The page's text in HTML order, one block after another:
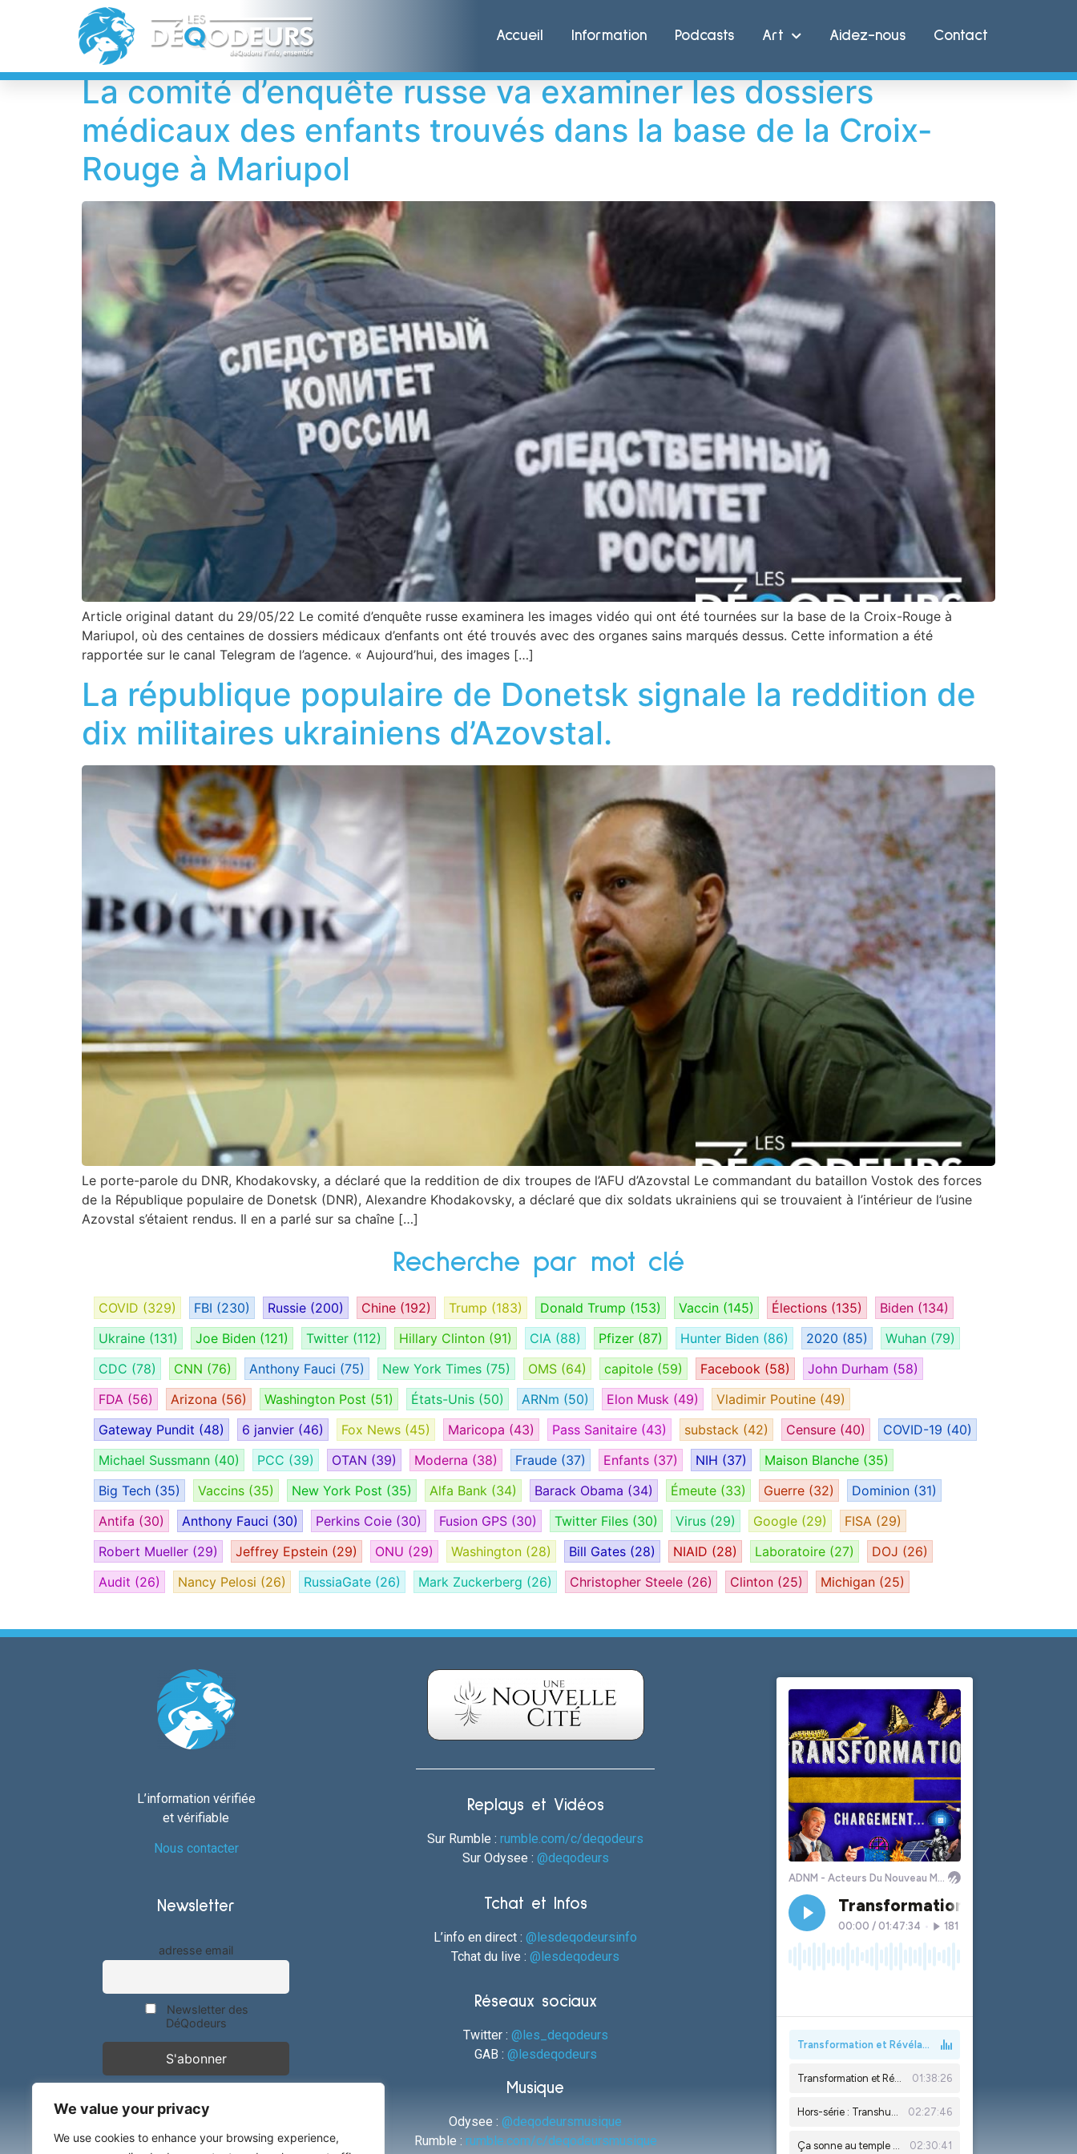
We value your privacy
We use cookies to enhance your browsing experience,
Accueil Information Podcasts Art Aidez-nous Contact
Étiquette :DNR
La comité d’enquête russe va examiner les dossiers
médicaux des enfants trouvés dans la base de la Croix-
Rouge à Mariupol
Article original datant du 29/05/22 Le comité d’enquête russe examinera les images vidéo qui ont été tournées sur la base de la Croix-Rouge à
Mariupol, où des centaines de dossiers médicaux d’enfants ont été trouvés avec des organes sains marqués dessus. Cette information a été
rapportée sur le canal Telegram de l’agence. « Aujourd’hui, des images […]
La république populaire de Donetsk signale la reddition de
dix militaires ukrainiens d’Azovstal.
Le porte-parole du DNR, Khodakovsky, a déclaré que la reddition de dix troupes de l’AFU d’Azovstal Le commandant du bataillon Vostok des forces
de la République populaire de Donetsk (DNR), Alexandre Khodakovsky, a déclaré que dix soldats ukrainiens qui se trouvaient à l’intérieur de l’usine
Azovstal s’étaient rendus. Il en a parlé sur sa chaîne […]
Recherche par mot clé
COVID (329) FBI (230) Russie (200) Chine (192) Trump (183) Donald Trump (153) Vaccin (145) Élections (135) Biden (134)
Ukraine (131) Joe Biden (121) Twitter (112) Hillary Clinton (91) CIA (88) Pfizer (87) Hunter Biden (86) 2020 (85) Wuhan (79)
CDC (78) CNN (76) Anthony Fauci (75) New York Times (75) OMS (64) capitole (59) Facebook (58) John Durham (58)
FDA (56) Arizona (56) Washington Post (51) États-Unis (50) ARNm (50) Elon Musk (49) Vladimir Poutine (49)
Gateway Pundit (48) 6 janvier (46) Fox News (45) Maricopa (43) Pass Sanitaire (43) substack (42) Censure (40) COVID-19 (40)
Michael Sussmann (40) PCC (39) OTAN (39) Moderna (38) Fraude (37) Enfants (37) NIH (37) Maison Blanche (35)
Big Tech (35) Vaccins (35) New York Post (35) Alfa Bank (34) Barack Obama (34) Émeute (33) Guerre (32) Dominion (31)
Antifa (30) Anthony Fauci (30) Perkins Coie (30) Fusion GPS (30) Twitter Files (30) Virus (29) Google (29) FISA (29)
Robert Mueller (29) Jeffrey Epstein (29) ONU (29) Washington (28) Bill Gates (28) NIAID (28) Laboratoire (27) DOJ (26)
Audit (26) Nancy Pelosi (26) RussiaGate (26) Mark Zuckerberg (26) Christopher Steele (26) Clinton (25) Michigan (25)
L’information vérifiée
et vérifiable
Nous contacter
Newsletter
adresse email
Newsletter des
DéQodeurs
Replays et Vidéos
Sur Rumble :rumble.com/c/deqodeurs
Sur Odysee : @deqodeurs
Tchat et Infos
L’info en direct :@lesdeqodeursinfo
Tchat du live :@lesdeqodeurs
Réseaux sociaux
Twitter : @les_deqodeurs
GAB : @lesdeqodeurs
Musique
Odysee :@deqodeursmusique
Rumble : rumble.com/c/deqodeursmusique